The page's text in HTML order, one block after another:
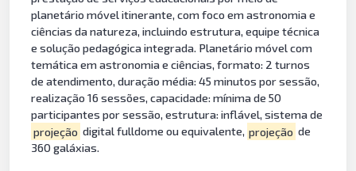
planetário móvel itinerante, com foco em astronomia e
ciências da natureza, incluindo estrutura, equipe técnica
e solução pedagógica integrada. Planetário móvel com
temática em astronomia e ciências, formato: 2 turnos
de atendimento, duração média: 45 minutos por sessão,
realização 16 sessões, capacidade: mínima de 50
participantes por sessão, estrutura: inflável, sistema de
projeção digital fulldome ou equivalente, projeção de
360 galáxias.